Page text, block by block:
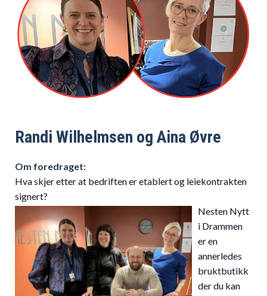
Randi Wilhelmsen og Aina Øvre
Om foredraget:
Hva skjer etter at bedriften er etablert og leiekontrakten
signert?
Nesten Nytt
i Drammen
er en
annerledes
bruktbutikk
der du kan